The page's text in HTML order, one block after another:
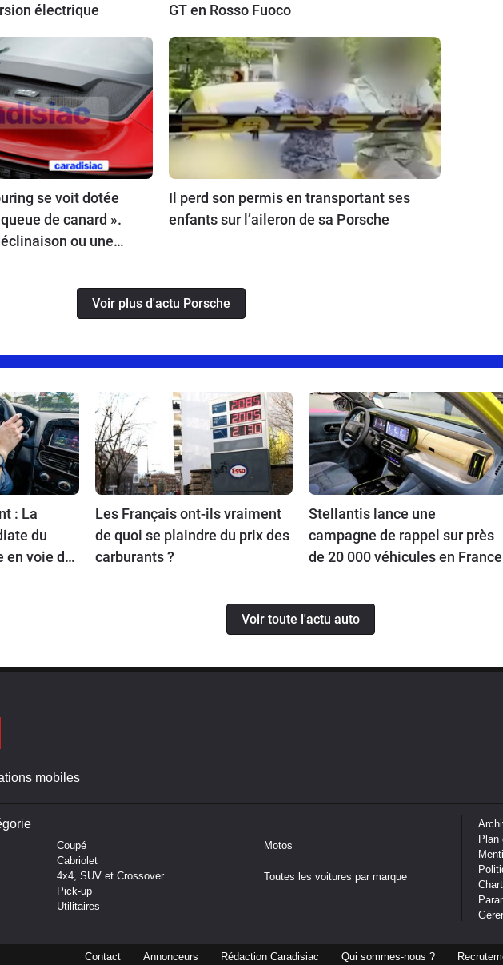
électrique
GT en Rosso Fuoco
se voit dotée
de canard ».
ou une
Il perd son permis en transportant ses
enfants sur l’aileron de sa Porsche
Voir plus d'actu Porsche
: La
du
en voie de
Les Français ont-ils vraiment
de quoi se plaindre du prix des
carburants ?
Stellantis lance une
campagne de rappel sur près
de 20 000 véhicules en France
Voir toute l'actu auto
mobiles
Coupé
Cabriolet
4x4, SUV et Crossover
Pick-up
Utilitaires
Motos
Toutes les voitures par marque
Plan
Contact Annonceurs Rédaction Caradisiac Qui sommes-nous ?